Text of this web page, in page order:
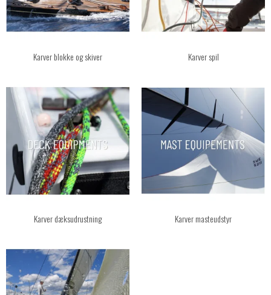
Karver blokke og skiver Karver spil
Karver dæksudrustning Karver masteudstyr